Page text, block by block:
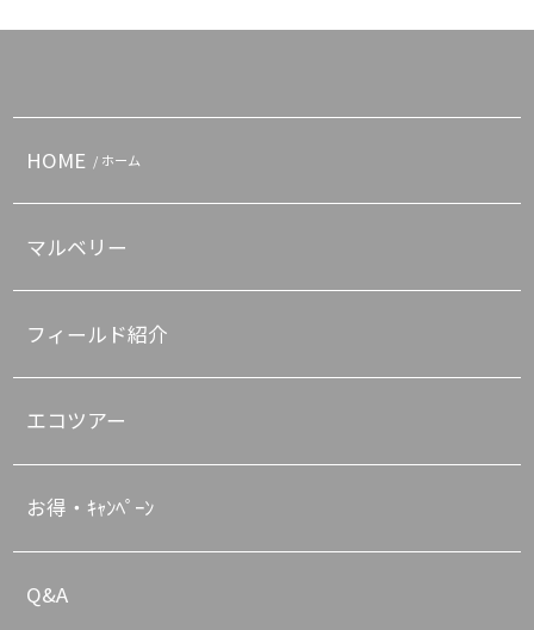
HOME / ホーム
マルベリー
フィールド紹介
エコツアー
お得・ｷｬﾝﾍﾟｰﾝ
Q&A